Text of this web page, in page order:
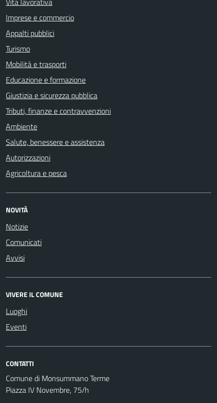
Imprese e commercio
Appalti pubblici
Turismo
Mobilità e trasporti
Educazione e formazione
Giustizia e sicurezza pubblica
Tributi, finanze e contravvenzioni
Ambiente
Salute, benessere e assistenza
Autorizzazioni
Agricoltura e pesca
NOVITÀ
Notizie
Comunicati
Avvisi
VIVERE IL COMUNE
Luoghi
Eventi
CONTATTI
Comune di Monsummano Terme
Piazza IV Novembre, 75/h